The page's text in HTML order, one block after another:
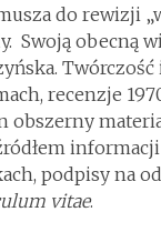
do rewizji
Swoją obecną
recenzje
obszerny
podpisy na
vitae.